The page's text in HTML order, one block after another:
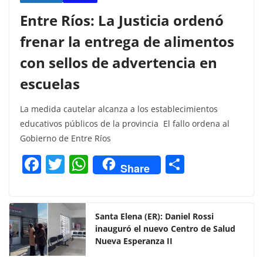
Entre Ríos: La Justicia ordenó
frenar la entrega de alimentos
con sellos de advertencia en
escuelas
La medida cautelar alcanza a los establecimientos
educativos públicos de la provincia El fallo ordena al
Gobierno de Entre Ríos
F
c
e
b
T
itt
er
W
h
s
A
Share
p
ar
Santa Elena (ER): Daniel Rossi
inauguró el nuevo Centro de Salud
Nueva Esperanza II